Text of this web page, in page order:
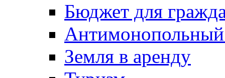
Бюджет для
Антимонопольный
Земля в аренду